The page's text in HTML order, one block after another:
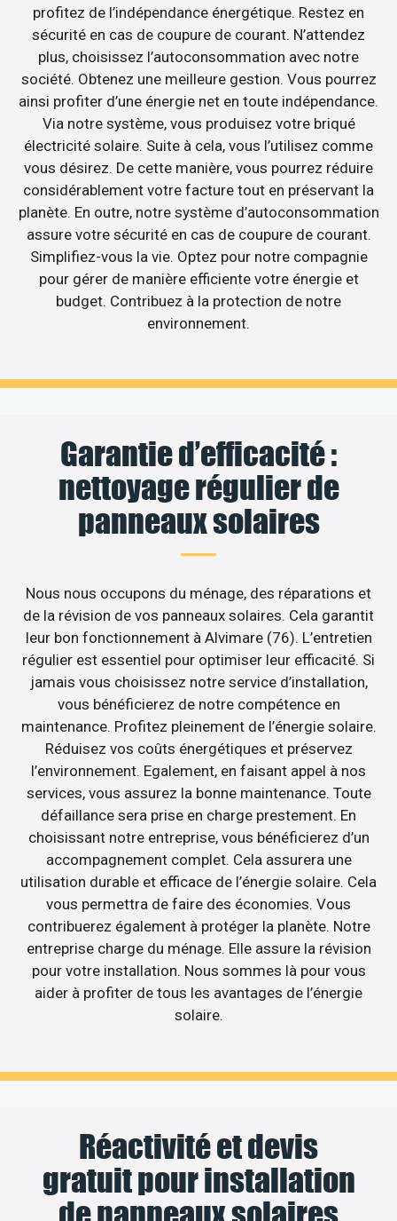
profitez de l’indépendance énergétique. Restez en
sécurité en cas de coupure de courant. N’attendez
plus, choisissez l’autoconsommation avec notre
société. Obtenez une meilleure gestion. Vous pourrez
ainsi profiter d’une énergie net en toute indépendance.
Via notre système, vous produisez votre briqué
électricité solaire. Suite à cela, vous l’utilisez comme
vous désirez. De cette manière, vous pourrez réduire
considérablement votre facture tout en préservant la
planète. En outre, notre système d’autoconsommation
assure votre sécurité en cas de coupure de courant.
Simplifiez-vous la vie. Optez pour notre compagnie
pour gérer de manière efficiente votre énergie et
budget. Contribuez à la protection de notre
environnement.
Garantie d’efficacité :
nettoyage régulier de
panneaux solaires
Nous nous occupons du ménage, des réparations et
de la révision de vos panneaux solaires. Cela garantit
leur bon fonctionnement à Alvimare (76). L’entretien
régulier est essentiel pour optimiser leur efficacité. Si
jamais vous choisissez notre service d’installation,
vous bénéficierez de notre compétence en
maintenance. Profitez pleinement de l’énergie solaire.
Réduisez vos coûts énergétiques et préservez
l’environnement. Egalement, en faisant appel à nos
services, vous assurez la bonne maintenance. Toute
défaillance sera prise en charge prestement. En
choisissant notre entreprise, vous bénéficierez d’un
accompagnement complet. Cela assurera une
utilisation durable et efficace de l’énergie solaire. Cela
vous permettra de faire des économies. Vous
contribuerez également à protéger la planète. Notre
entreprise charge du ménage. Elle assure la révision
pour votre installation. Nous sommes là pour vous
aider à profiter de tous les avantages de l’énergie
solaire.
Réactivité et devis
gratuit pour installation